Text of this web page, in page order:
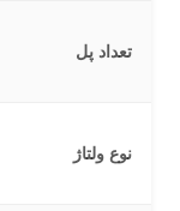
تعداد پل
نوع ولتاژ